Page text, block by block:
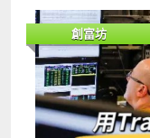
創富坊